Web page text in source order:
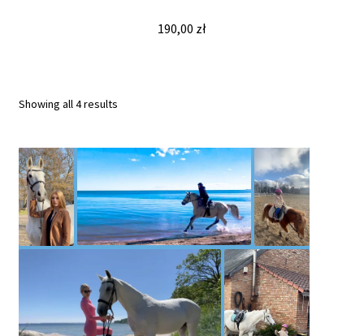
190,00 zł
Showing all 4 resultsSorted